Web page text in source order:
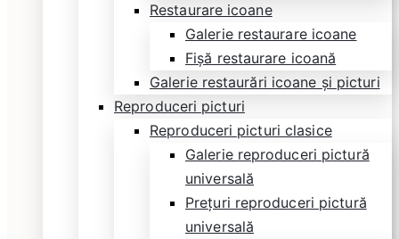
Restaurare icoane
Galerie restaurare icoane
Fișă restaurare icoană
Galerie restaurări icoane și picturi
Reproduceri picturi
Reproduceri picturi clasice
Galerie reproduceri pictură
universală
Prețuri reproduceri pictură
universală